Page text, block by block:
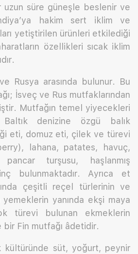
uzun süre güneşle beslenir ve
hakim sert iklim ve
yetiştirilen ürünleri etkilediği
özellikleri sıcak iklim
Rusya arasında bulunur. Bu
İsveç ve Rus mutfaklarından
Mutfağın temel yiyecekleri
Baltık denizine özgü balık
eti, domuz eti, çilek ve türevi
lahana, patates, havuç,
pancar turşusu, haşlanmış
bulunmaktadır. Ayrıca et
çeşitli reçel türlerinin ve
yanında ekşi maya
türevi bulunan ekmeklerin
Fin mutfağı âdetidir.
kültüründe süt, yoğurt, peynir